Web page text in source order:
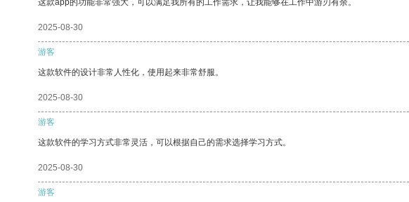
这款app的功能非常强大，可以满足我所有的工作需求，让我能够在工作中游刃有余。
2025-08-30
游客
这款软件的设计非常人性化，使用起来非常舒服。
2025-08-30
游客
这款软件的学习方式非常灵活，可以根据自己的需求选择学习方式。
2025-08-30
游客